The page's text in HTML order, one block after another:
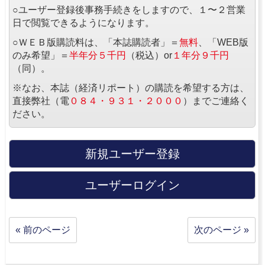
○ユーザー登録後事務手続きをしますので、１〜２営業
日で閲覧できるようになります。
○ＷＥＢ版購読料は、「本誌購読者」＝ 無料 、「WEB版
のみ希望」＝ 半年分５千円 （税込）or １年分９千円
（同）。
※なお、本誌（経済リポート）の購読を希望する方は、
直接弊社（電 ０８４・９３１・２０００ ）までご連絡く
ださい。
新規ユーザー登録
ユーザーログイン
« 前のページ 次のページ »